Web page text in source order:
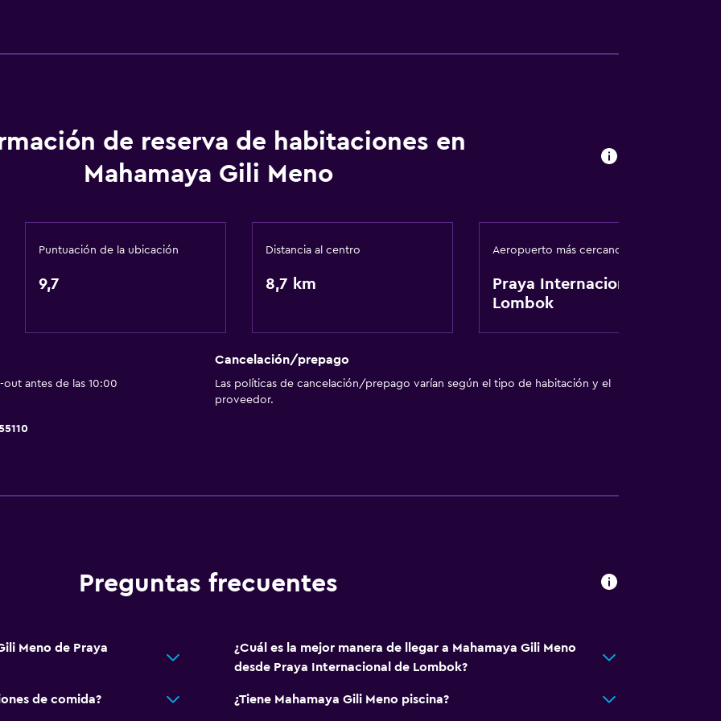
General
Vista al jardín
Vista a la piscina
Paseos a caballo
Servicio de despertador
de reserva de habitaciones en
Mahamaya Gili Meno
Puntuación de la ubicación
9,7
Distancia al centro
8,7 km
Aeropuerto más cercano
Praya Internacional de
Lombok
antes de las 10:00
Cancelación/prepago
Las políticas de cancelación/prepago varían según el tipo de habitación y el
proveedor.
Preguntas frecuentes
Meno de Praya
¿Cuál es la mejor manera de llegar a Mahamaya Gili Meno
desde Praya Internacional de Lombok?
de comida? ¿Tiene Mahamaya Gili Meno piscina?